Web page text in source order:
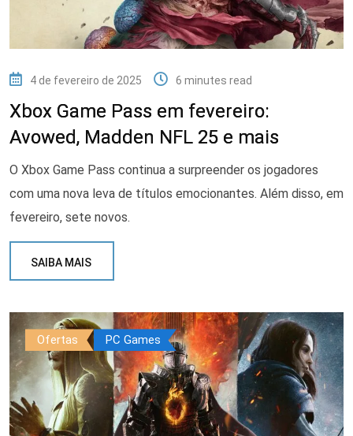
4 de fevereiro de 2025 6 minutes read
Xbox Game Pass em fevereiro:
Avowed, Madden NFL 25 e mais
O Xbox Game Pass continua a surpreender os jogadores
com uma nova leva de títulos emocionantes. Além disso, em
fevereiro, sete novos.
SAIBA MAIS
Ofertas PC Games